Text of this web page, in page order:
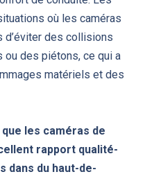
où les caméras
d’éviter des collisions
des piétons, ce qui a
matériels et des
les caméras de
rapport qualité-
dans du haut-de-